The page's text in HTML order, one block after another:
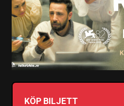
KÖP BILJETT